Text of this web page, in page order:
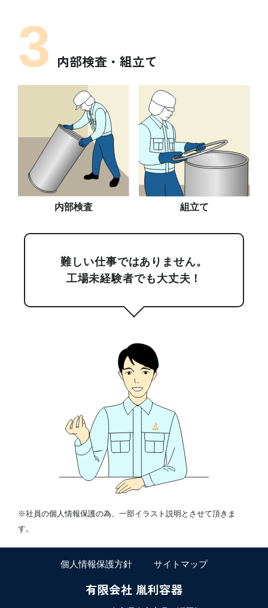
3 内部検査・組立て
内部検査 組立て
難しい仕事ではありません。
工場未経験者でも大丈夫！
※社員の個人情報保護の為、一部イラスト説明とさせて頂きま
す。
個人情報保護方針 サイトマップ
有限会社 胤利容器